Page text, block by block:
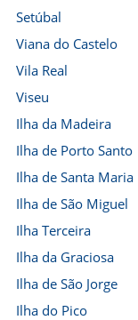
Setúbal
Viana do Castelo
Vila Real
Viseu
Ilha da Madeira
Ilha de Porto Santo
Ilha de Santa Maria
Ilha de São Miguel
Ilha Terceira
Ilha da Graciosa
Ilha de São Jorge
Ilha do Pico